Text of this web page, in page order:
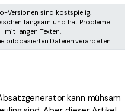
Versionen sind kostspielig.
langsam und hat Probleme
mit langen Texten.
bildbasierten Dateien verarbeiten.
kann mühsam